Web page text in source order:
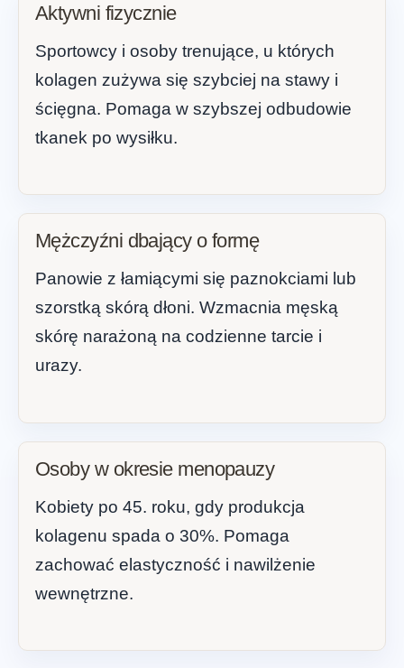
Aktywni fizycznie
Sportowcy i osoby trenujące, u których
kolagen zużywa się szybciej na stawy i
ścięgna. Pomaga w szybszej odbudowie
tkanek po wysiłku.
Mężczyźni dbający o formę
Panowie z łamiącymi się paznokciami lub
szorstką skórą dłoni. Wzmacnia męską
skórę narażoną na codzienne tarcie i
urazy.
Osoby w okresie menopauzy
Kobiety po 45. roku, gdy produkcja
kolagenu spada o 30%. Pomaga
zachować elastyczność i nawilżenie
wewnętrzne.